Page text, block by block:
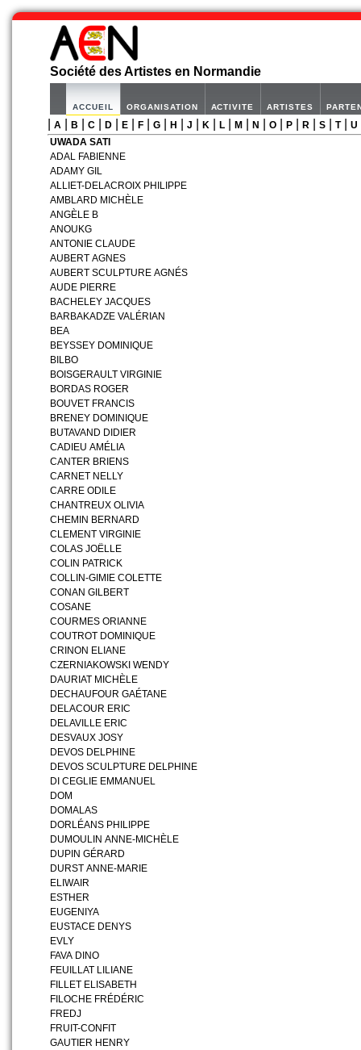
Société des Artistes en Normandie
ACCUEIL ORGANISATION ACTIVITE ARTISTES
A B C| D| E| F| G| H J K L| M| N O| P| R S| T| U
UWADA SATI
ADAL FABIENNE
ADAMY GIL
ALLIET-DELACROIX PHILIPPE
AMBLARD MICHÈLE
ANGÈLE B
ANOUKG
ANTONIE CLAUDE
AUBERT AGNES
AUBERT SCULPTURE AGNÉS
AUDE PIERRE
BACHELEY JACQUES
BARBAKADZE VALÉRIAN
BEA
BEYSSEY DOMINIQUE
BILBO
BOISGERAULT VIRGINIE
BORDAS ROGER
BOUVET FRANCIS
BRENEY DOMINIQUE
BUTAVAND DIDIER
CADIEU AMÉLIA
CANTER BRIENS
CARNET NELLY
CARRE ODILE
CHANTREUX OLIVIA
CHEMIN BERNARD
CLEMENT VIRGINIE
COLAS JOËLLE
COLIN PATRICK
COLLIN-GIMIE COLETTE
CONAN GILBERT
COSANE
COURMES ORIANNE
COUTROT DOMINIQUE
CRINON ELIANE
CZERNIAKOWSKI WENDY
DAURIAT MICHÈLE
DECHAUFOUR GAÉTANE
DELACOUR ERIC
DELAVILLE ERIC
DESVAUX JOSY
DEVOS DELPHINE
DEVOS SCULPTURE DELPHINE
DI CEGLIE EMMANUEL
DOM
DOMALAS
DORLÉANS PHILIPPE
DUMOULIN ANNE-MICHÈLE
DUPIN GÉRARD
DURST ANNE-MARIE
ELIWAIR
ESTHER
EUGENIYA
EUSTACE DENYS
EVLY
FAVA DINO
FEUILLAT LILIANE
FILLET ELISABETH
FILOCHE FRÉDÉRIC
FREDJ
FRUIT-CONFIT
GAUTIER HENRY